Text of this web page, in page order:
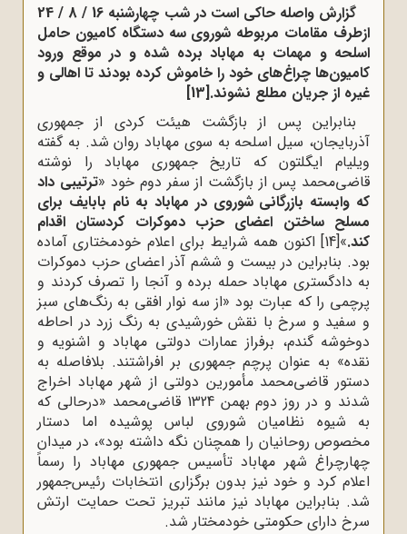
گزارش واصله حاکی است در شب چهارشنبه 16 / 8 / 24
ازطرف مقامات مربوطه شوروی سه دستگاه کامیون حامل
اسلحه و مهمات به مهاباد برده شده و در موقع ورود
کامیون‌ها چراغ‌های خود را خاموش کرده بودند تا اهالی و
غیره از جریان مطلع نشوند.[13]
بنابراین پس از بازگشت هیئت کردی از جمهوری
آذربایجان، سیل اسلحه به سوی مهاباد روان شد. به گفته
ویلیام ایگلتون که تاریخ جمهوری مهاباد را نوشته
قاضی‌محمد پس از بازگشت از سفر دوم خود «ترتیبی داد
که وابسته بازرگانی شوروی در مهاباد به نام بابایف برای
مسلح ساختن اعضای حزب دموکرات کردستان اقدام
کند.»
[14] اکنون همه شرایط برای اعلام خودمختاری آماده
بود. بنابراین در بیست و ششم آذر اعضای حزب دموکرات
به دادگستری مهاباد حمله برده و آنجا را تصرف کردند و
پرچمی را که عبارت بود «از سه نوار افقی به رنگ‌های سبز
و سفید و سرخ با نقش خورشیدی به رنگ زرد در احاطه
دوخوشه گندم، برفراز عمارات دولتی مهاباد و اشنویه و
نقده» به عنوان پرچم جمهوری بر افراشتند. بلافاصله به
دستور قاضی‌محمد مأمورین دولتی از شهر مهاباد اخراج
شدند و در روز دوم بهمن 1324 قاضی‌محمد «درحالی که
به شیوه نظامیان شوروی لباس پوشیده اما دستار
مخصوص روحانیان را همچنان نگه داشته بود»، در میدان
چهارچراغ شهر مهاباد تأسیس جمهوری مهاباد را رسماً
اعلام کرد و خود نیز بدون برگزاری انتخابات رئیس‌جمهور
شد. بنابراین مهاباد نیز مانند تبریز تحت حمایت ارتش
سرخ دارای حکومتی خودمختار شد.